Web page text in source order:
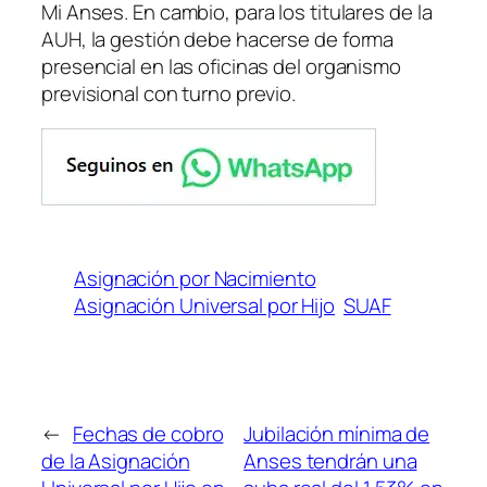
Mi Anses. En cambio, para los titulares de la
AUH, la gestión debe hacerse de forma
presencial en las oficinas del organismo
previsional con turno previo.
Asignación por Nacimiento
Asignación Universal por Hijo SUAF
← Fechas de cobro
de la Asignación
Jubilación mínima de
Anses tendrán una